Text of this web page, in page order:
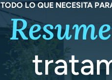
TODO LO QUE NECESITA